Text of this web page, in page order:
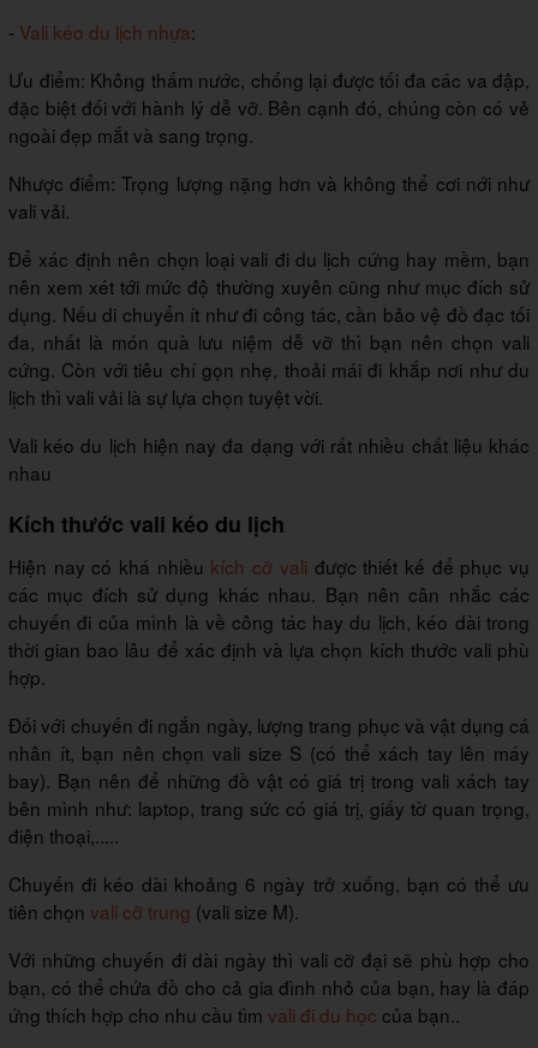
- Vali kéo du lịch nhựa:
Ưu điểm: Không thấm nước, chống lại được tối đa các va đập,
đặc biệt đối với hành lý dễ vỡ. Bên cạnh đó, chúng còn có vẻ
ngoài đẹp mắt và sang trọng.
Nhược điểm: Trọng lượng nặng hơn và không thể cơi nới như
vali vải.
Để xác định nên chọn loại vali đi du lịch cứng hay mềm, bạn
nên xem xét tới mức độ thường xuyên cũng như mục đích sử
dụng. Nếu di chuyển ít như đi công tác, cần bảo vệ đồ đạc tối
đa, nhất là món quà lưu niệm dễ vỡ thì bạn nên chọn vali
cứng. Còn với tiêu chí gọn nhẹ, thoải mái đi khắp nơi như du
lịch thì vali vải là sự lựa chọn tuyệt vời.
Vali kéo du lịch hiện nay đa dạng với rất nhiều chất liệu khác
nhau
Kích thước vali kéo du lịch
Hiện nay có khá nhiều kích cỡ vali được thiết kế để phục vụ
các mục đích sử dụng khác nhau. Bạn nên cân nhắc các
chuyến đi của mình là về công tác hay du lịch, kéo dài trong
thời gian bao lâu để xác định và lựa chọn kích thước vali phù
hợp.
Đối với chuyến đi ngắn ngày, lượng trang phục và vật dụng cá
nhân ít, bạn nên chọn vali size S (có thể xách tay lên máy
bay). Bạn nên để những đồ vật có giá trị trong vali xách tay
bên mình như: laptop, trang sức có giá trị, giấy tờ quan trọng,
điện thoại,.....
Chuyến đi kéo dài khoảng 6 ngày trở xuống, bạn có thể ưu
tiên chọn vali cỡ trung (vali size M).
Với những chuyến đi dài ngày thì vali cỡ đại sẽ phù hợp cho
bạn, có thể chứa đồ cho cả gia đình nhỏ của bạn, hay là đáp
ứng thích hợp cho nhu cầu tìm vali đi du học của bạn..